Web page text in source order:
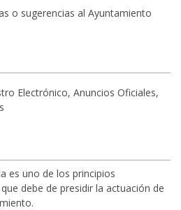
o sugerencias al Ayuntamiento
Electrónico, Anuncios Oficiales,
es uno de los principios
debe de presidir la actuación de